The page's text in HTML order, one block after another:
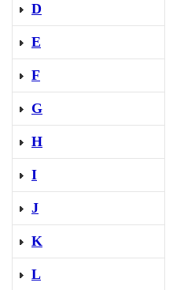
D
E
F
G
H
I
J
K
L